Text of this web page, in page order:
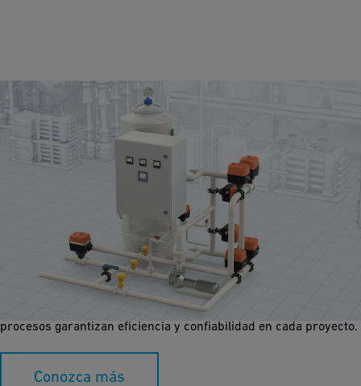
Filtración de Medios
Descubre soluciones avanzadas de filtración de medios que
utilizan duraderos sistemas de tuberías termoplásticos.
Nuestras aplicaciones avanzadas para la automatización de
procesos garantizan eficiencia y confiabilidad en cada proyecto.
Conozca más